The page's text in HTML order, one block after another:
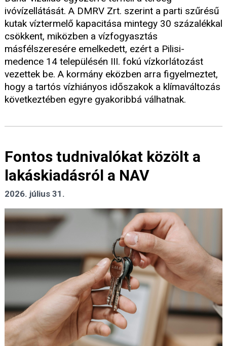
ivóvízellátását. A DMRV Zrt. szerint a parti szűrésű
kutak víztermelő kapacitása mintegy 30 százalékkal
csökkent, miközben a vízfogyasztás
másfélszeresére emelkedett, ezért a Pilisi-
medence 14 településén III. fokú vízkorlátozást
vezettek be. A kormány eközben arra figyelmeztet,
hogy a tartós vízhiányos időszakok a klímaváltozás
következtében egyre gyakoribbá válhatnak.
Fontos tudnivalókat közölt a
lakáskiadásról a NAV
2026. július 31.